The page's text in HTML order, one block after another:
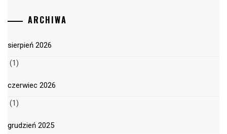
ARCHIWA
sierpień 2026
(1)
czerwiec 2026
(1)
grudzień 2025